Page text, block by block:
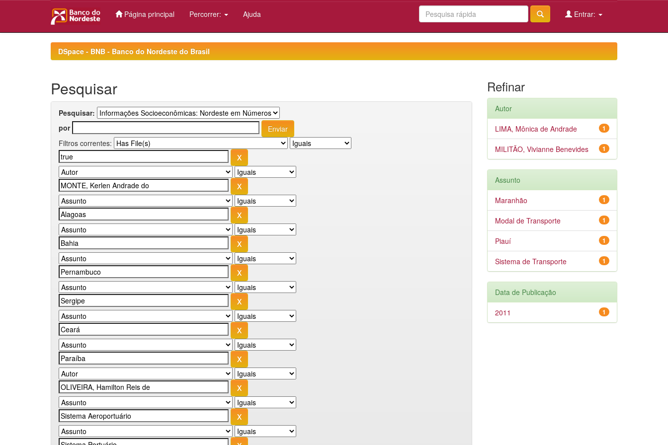
Página principal Percorrer: Ajuda Entrar:
DSpace - BNB - Banco do Nordeste do Brasil
Pesquisar
Pesquisar:
por
Filtros correntes:
Refinar
Autor
1
LIMA, Mônica de Andrade
1
MILITÃO, Vivianne Benevides
Assunto
1
Maranhão
1
Modal de Transporte
1
Piauí
1
Sistema de Transporte
Data de Publicação
1
2011